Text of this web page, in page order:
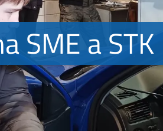
SME a STK